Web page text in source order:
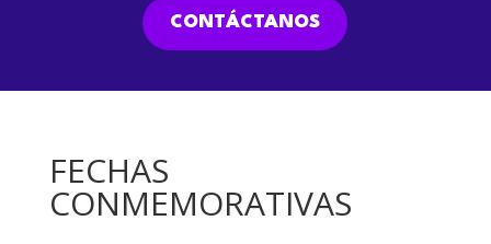
CONTÁCTANOS
FECHAS
CONMEMORATIVAS